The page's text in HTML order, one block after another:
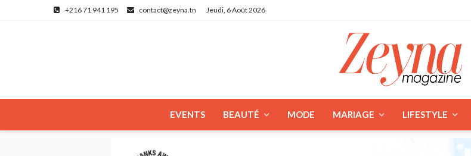
+216 71 941 195 contact@zeyna.tn Jeudi, 6 Août 2026
EVENTS BEAUTÉ MODE MARIAGE LIFESTYLE